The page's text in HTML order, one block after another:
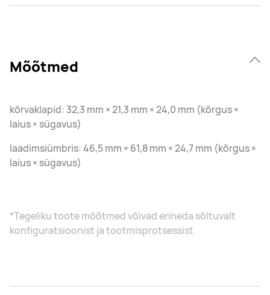
Mõõtmed
kõrvaklapid: 32,3 mm × 21,3 mm × 24,0 mm (kõrgus ×
laius × sügavus)
laadimsiümbris: 46,5 mm × 61,8 mm × 24,7 mm (kõrgus ×
laius × sügavus)
*Tegeliku toote mõõtmed võivad erineda sõltuvalt
konfiguratsioonist ja tootmisprotsessist.